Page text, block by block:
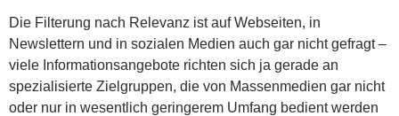
Die Filterung nach Relevanz ist auf Webseiten, in
Newslettern und in sozialen Medien auch gar nicht gefragt –
viele Informationsangebote richten sich ja gerade an
spezialisierte Zielgruppen, die von Massenmedien gar nicht
oder nur in wesentlich geringerem Umfang bedient werden